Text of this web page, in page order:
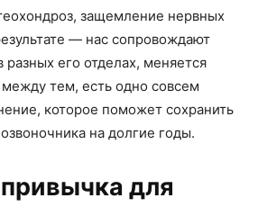
защемление нервных
— нас сопровождают
его отделах, меняется
тем, есть одно совсем
которое поможет сохранить
на долгие годы.
для